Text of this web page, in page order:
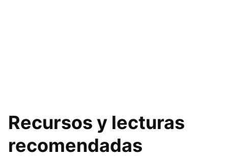
Recursos y lecturas
recomendadas